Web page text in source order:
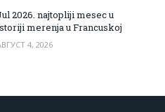
2026. najtopliji mesec u
merenja u Francuskoj
4, 2026